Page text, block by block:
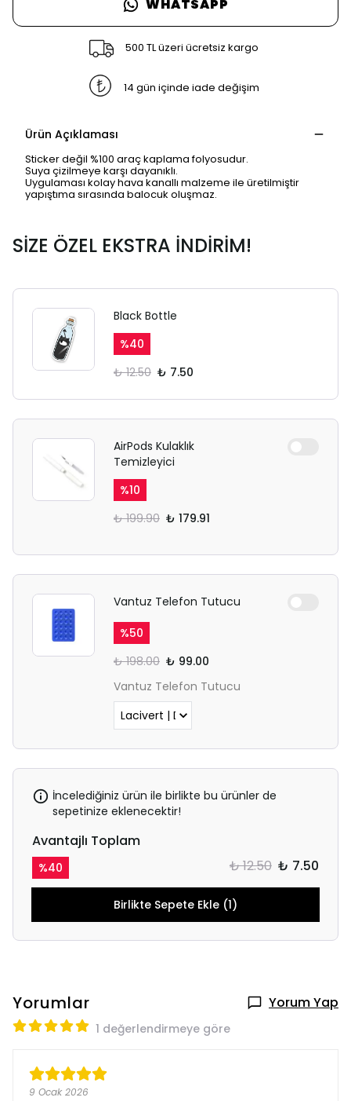
WHATSAPP
500 TL üzeri ücretsiz kargo
14 gün içinde iade değişim
Ürün Açıklaması
Sticker değil %100 araç kaplama folyosudur.
Suya çizilmeye karşı dayanıklı.
Uygulaması kolay hava kanallı malzeme ile üretilmiştir
yapıştıma sırasında balocuk oluşmaz.
SİZE ÖZEL EKSTRA İNDİRİM!
Black Bottle
%40
₺ 12.50 ₺ 7.50
AirPods Kulaklık
Temizleyici
%10
₺ 199.90 ₺ 179.91
Vantuz Telefon Tutucu
%50
₺ 198.00 ₺ 99.00
Vantuz Telefon Tutucu
İncelediğiniz ürün ile birlikte bu ürünler de
sepetinize eklenecektir!
Avantajlı Toplam
%40 ₺ 12.50 ₺ 7.50
Birlikte Sepete Ekle (1)
Yorumlar Yorum Yap
1 değerlendirmeye göre
9 Ocak 2026